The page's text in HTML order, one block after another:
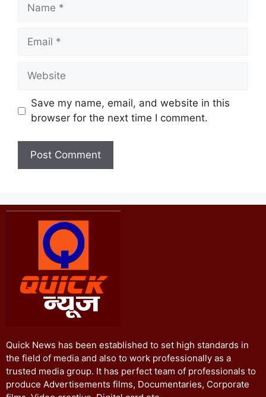
Save my name, email, and website in this
browser for the next time I comment.
Quick News has been established to set high standards in
the field of media and also to work professionally as a
trusted media group. It has perfect team of professionals to
produce Advertisements films, Documentaries, Corporate